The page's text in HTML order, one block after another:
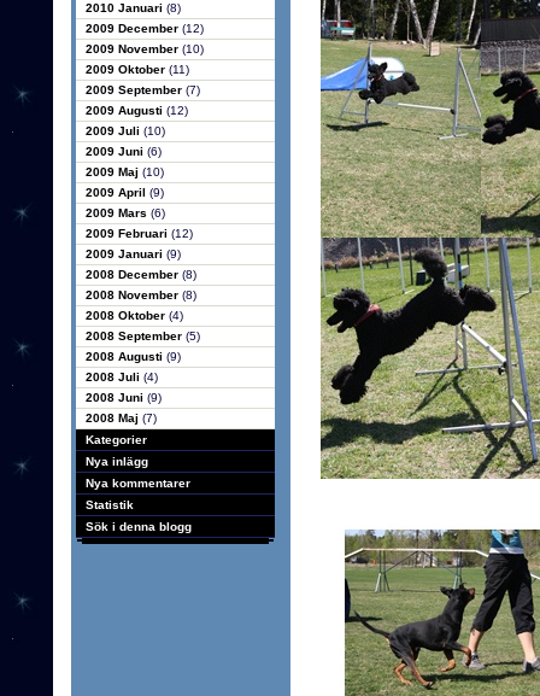
2010 Januari (8)
2009 December (12)
2009 November (10)
2009 Oktober (11)
2009 September (7)
2009 Augusti (12)
2009 Juli (10)
2009 Juni (6)
2009 Maj (10)
2009 April (9)
2009 Mars (6)
2009 Februari (12)
2009 Januari (9)
2008 December (8)
2008 November (8)
2008 Oktober (4)
2008 September (5)
2008 Augusti (9)
2008 Juli (4)
2008 Juni (9)
2008 Maj (7)
Kategorier
Nya inlägg
Nya kommentarer
Statistik
Sök i denna blogg